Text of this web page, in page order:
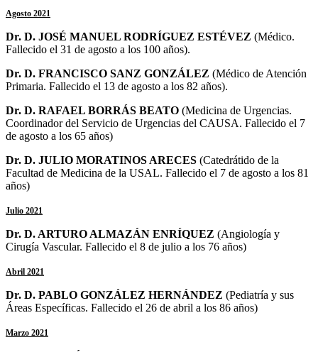
Agosto 2021
Dr. D. JOSÉ MANUEL RODRÍGUEZ ESTÉVEZ (Médico.
Fallecido el 31 de agosto a los 100 años).
Dr. D. FRANCISCO SANZ GONZÁLEZ (Médico de Atención
Primaria. Fallecido el 13 de agosto a los 82 años).
Dr. D. RAFAEL BORRÁS BEATO (Medicina de Urgencias.
Coordinador del Servicio de Urgencias del CAUSA. Fallecido el 7
de agosto a los 65 años)
Dr. D. JULIO MORATINOS ARECES (Catedrátido de la
Facultad de Medicina de la USAL. Fallecido el 7 de agosto a los 81
años)
Julio 2021
Dr. D. ARTURO ALMAZÁN ENRÍQUEZ (Angiología y
Cirugía Vascular. Fallecido el 8 de julio a los 76 años)
Abril 2021
Dr. D. PABLO GONZÁLEZ HERNÁNDEZ (Pediatría y sus
Áreas Específicas. Fallecido el 26 de abril a los 86 años)
Marzo 2021